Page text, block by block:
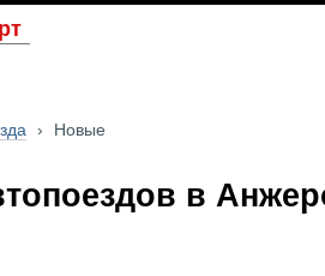
› Новые
в